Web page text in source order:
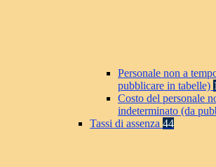
Personale non a
pubblicare in tabelle)
Costo del personale
indeterminato (da
Tassi di assenza 44